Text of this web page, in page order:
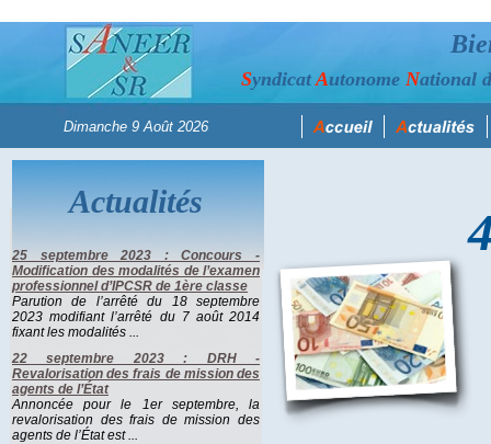
Actualités
25 septembre 2023 : Concours -
Modification des modalités de l’examen
professionnel d’IPCSR de 1ère classe
Parution de l’arrêté du 18 septembre
2023 modifiant l’arrêté du 7 août 2014
fixant les modalités ...
22 septembre 2023 : DRH -
Revalorisation des frais de mission des
agents de l’État
Annoncée pour le 1er septembre, la
revalorisation des frais de mission des
agents de l’État est ...
SyndicatAutonome National